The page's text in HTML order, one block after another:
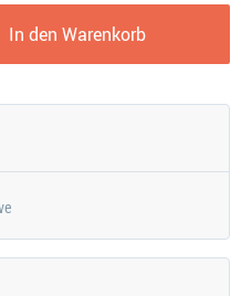
In den Warenkorb